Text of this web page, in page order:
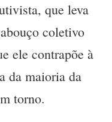
que leva
coletivo
ele contrapõe à
da maioria da
torno.